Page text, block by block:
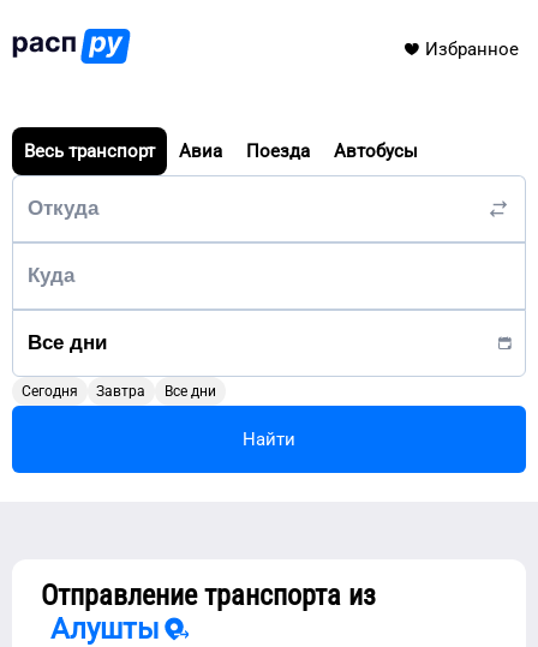
Избранное
Весь транспорт Авиа Поезда Автобусы
Сегодня Завтра Все дни
Найти
Отправление транспорта из
Алушты